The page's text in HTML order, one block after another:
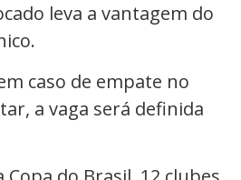
leva a vantagem do
caso de empate no
a vaga será definida